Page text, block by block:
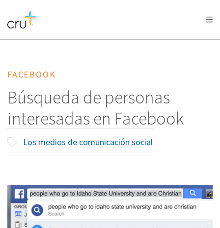
AFRICA
AMERICA / CARIBBEAN
OCEANIA
FACEBOOK
Búsqueda de personas
interesadas en Facebook
Los medios de comunicación social